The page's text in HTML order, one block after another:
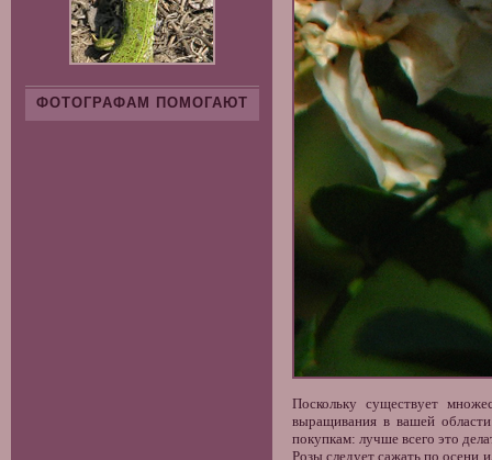
ФОТОГРАФАМ ПОМОГАЮТ
Поскольку существует
выращивания в вашей
покупкам: лучше всего это
Розы следует сажать по осени